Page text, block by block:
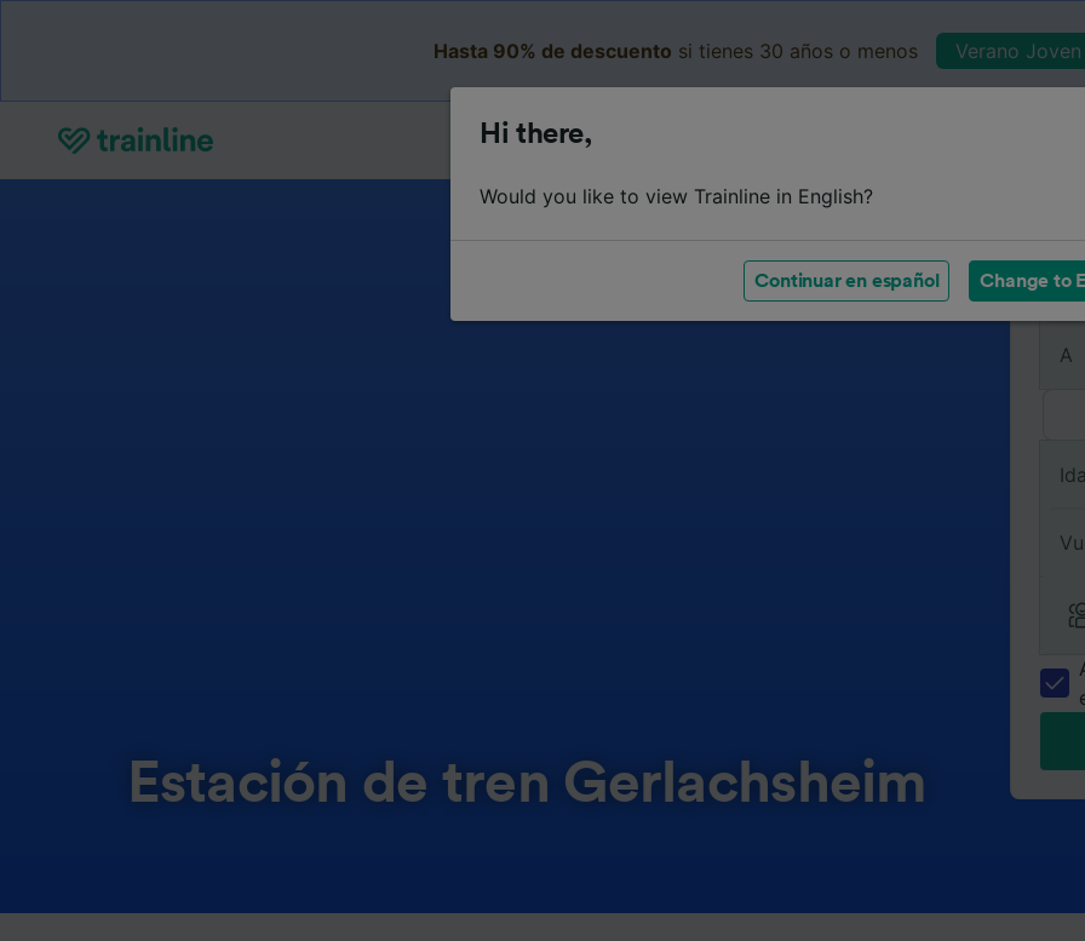
Hasta 90% de descuento si tienes 30 años o menos Verano
Estación de tren Gerlachsheim
De
A
Hi there,
Would you like to view Trainline in English?
Continuar en español Change to